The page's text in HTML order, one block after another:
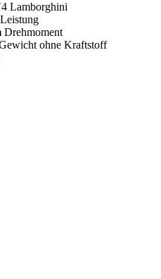
Lamborghini
Leistung
Drehmoment
ohne Kraftstoff